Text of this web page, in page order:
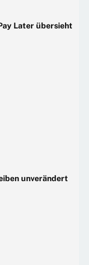
Later übersieht
unverändert